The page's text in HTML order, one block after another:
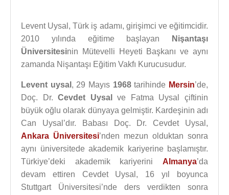
Levent Uysal, Türk iş adamı, girişimci ve eğitimcidir.
2010 yılında eğitime başlayan
Nişantaşı
Üniversitesinin Mütevelli Heyeti Başkanı ve aynı
zamanda Nişantaşı Eğitim Vakfı Kurucusudur.
Levent uysal , 29 Mayıs 1968tarihinde Mersin’de,
Doç. Dr.Cevdet Uysal
ve Fatma Uysal çiftinin
büyük oğlu olarak dünyaya gelmiştir. Kardeşinin adı
Can Uysal’dır. Babası Doç. Dr. Cevdet Uysal,
Ankara Üniversitesi’nden mezun olduktan sonra
aynı üniversitede akademik kariyerine başlamıştır.
Türkiye’deki akademik kariyerini Almanya’da
devam ettiren Cevdet Uysal, 16 yıl boyunca
Stuttgart Üniversitesi’nde ders verdikten sonra